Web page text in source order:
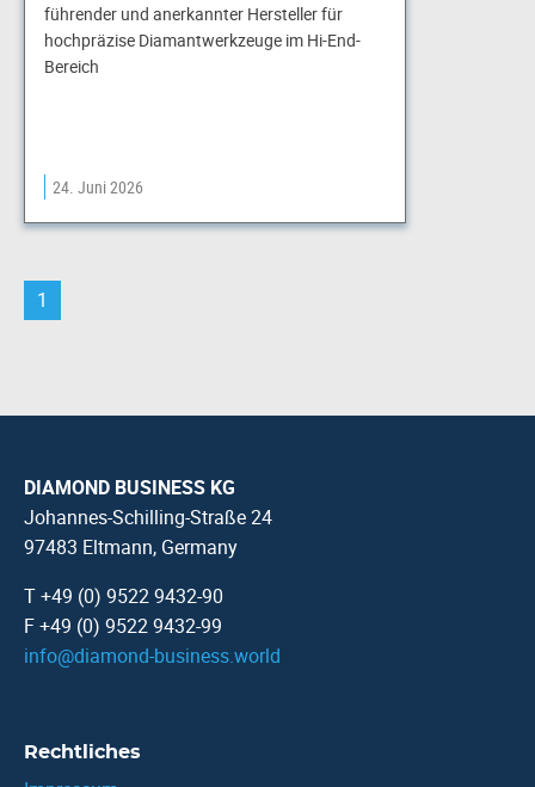
führender und anerkannter Hersteller für
hochpräzise Diamantwerkzeuge im Hi-End-
Bereich
24. Juni 2026
1
DIAMOND BUSINESS KG
Johannes-Schilling-Straße 24
97483 Eltmann, Germany
T +49 (0) 9522 9432-90
F +49 (0) 9522 9432-99
info@diamond-business.world
Rechtliches